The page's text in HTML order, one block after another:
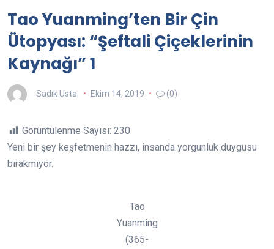
Tao Yuanming’ten Bir Çin
Ütopyası: “Şeftali Çiçeklerinin
Kaynağı” 1
Sadık Usta Ekim 14, 2019 (0)
Görüntülenme Sayısı: 230
Yeni bir şey keşfetmenin hazzı, insanda yorgunluk duygusu
bırakmıyor.
Tao
Yuanming
(365-